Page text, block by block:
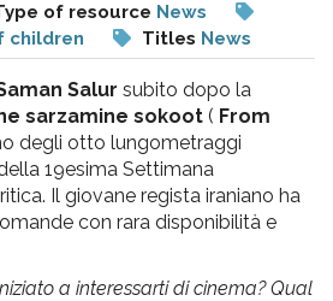
of resource News
children Titles News
Salur subito dopo la
sarzamine sokoot ( From
degli otto lungometraggi
19esima Settimana
Il giovane regista iraniano ha
con rara disponibilità e
a interessarti di cinema? Qual